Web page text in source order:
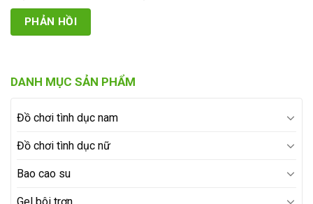
DANH MỤC SẢN PHẨM
Đồ chơi tình dục nam
Đồ chơi tình dục nữ
Bao cao su